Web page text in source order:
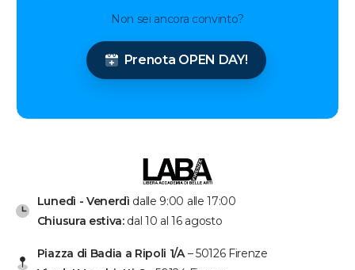
Non sei ancora convinto?
Prenota OPEN DAY!
Lunedì - Venerdì dalle 9:00 alle 17:00
Chiusura estiva:dal 10 al 16 agosto
Piazza di Badia a Ripoli 1/A – 50126 Firenze